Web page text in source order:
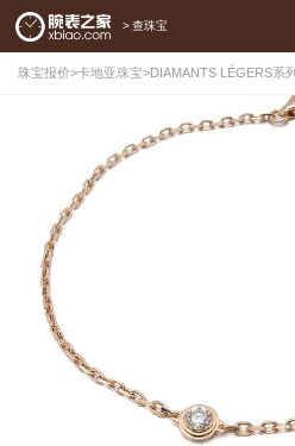
> 查珠宝
珠宝报价>卡地亚珠宝>DIAMANTS LÉGERS系列